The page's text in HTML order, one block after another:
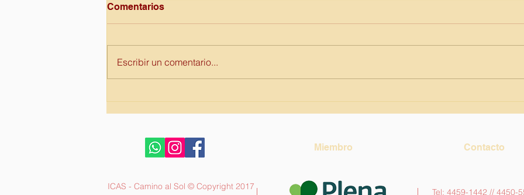
Comentarios
Escribir un comentario...
Miembro Contacto
ICAS - Camino al Sol © Copyright 2017
Tel: 4459-1442 // 4450-